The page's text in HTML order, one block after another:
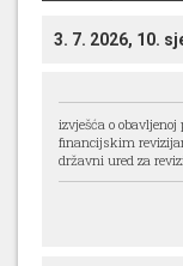
3. 7. 2026, 10.
izvješća o
financijskim
državni ured za